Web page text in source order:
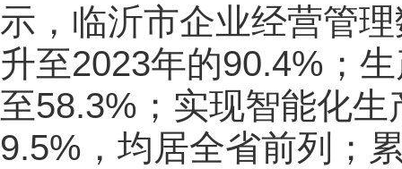
示，临沂市企业经营管
升至2023年的90.4%；
至58.3%；实现智能化
9.5%，均居全省前列；